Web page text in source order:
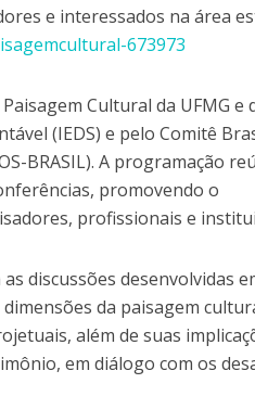
e interessados na área
673973
Cultural da UFMG e
(IEDS) e pelo Comitê
BRASIL). A programação
promovendo o
profissionais e
discussões desenvolvidas
da paisagem
além de suas
em diálogo com os